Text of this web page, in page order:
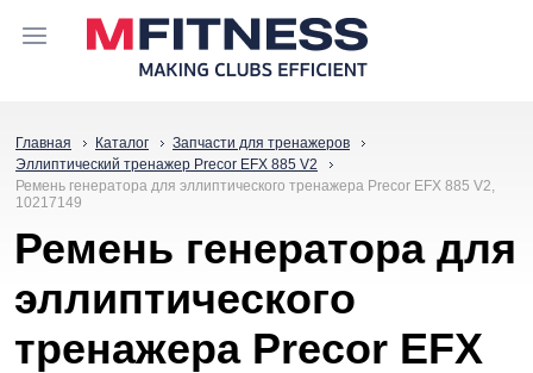
Главная Каталог
Запчасти для тренажеров
Эллиптический тренажер Precor EFX 885 V2
Ремень генератора для эллиптического тренажера Precor EFX 885 V2,
10217149
Ремень генератора для
эллиптического
тренажера Precor EFX